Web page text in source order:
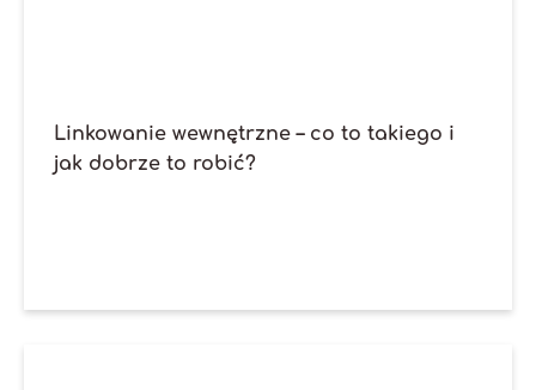
Linkowanie wewnętrzne – co to takiego i
jak dobrze to robić?